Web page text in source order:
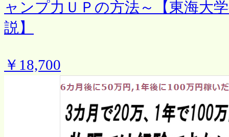
ャンプ力ＵＰの方法～【東海
説】
￥18,700